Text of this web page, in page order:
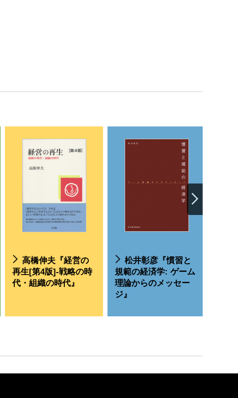
高橋伸夫『経営の
再生[第4版]-戦略の時
代・組織の時代』
松井彰彦『慣習と
規範の経済学: ゲーム
理論からのメッセー
ジ』